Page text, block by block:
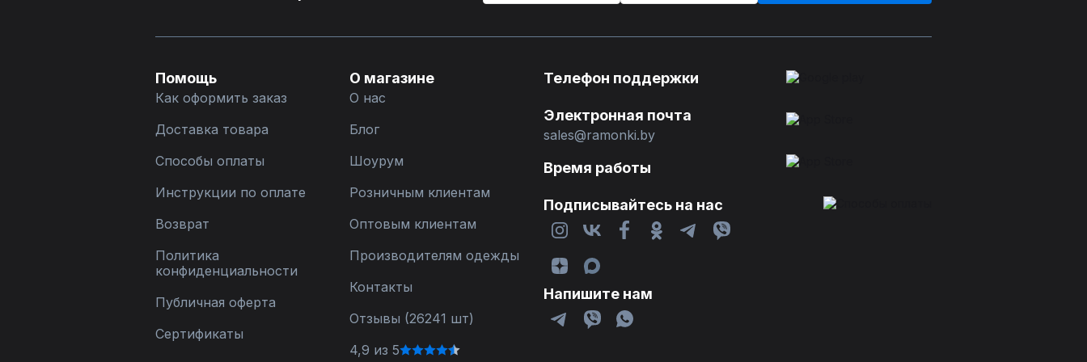
Помощь
Как оформить заказ
Доставка товара
Способы оплаты
Инструкции по оплате
Возврат
Политика
конфиденциальности
Публичная оферта
Сертификаты
О магазине
О нас
Блог
Шоурум
Розничным клиентам
Оптовым клиентам
Производителям одежды
Контакты
Отзывы (26241 шт)
4,9 из 5
Телефон поддержки
Электронная почта
sales@ramonki.by
Время работы
Подписывайтесь на нас
Напишите нам